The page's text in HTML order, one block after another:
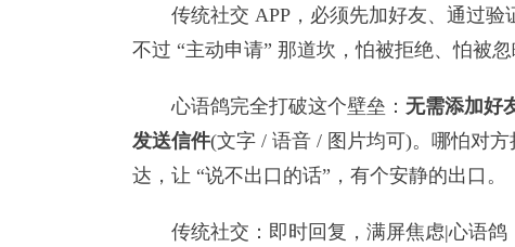
传统社交 APP，必须先加好友、通过验
不过 “主动申请” 那道坎，怕被拒绝、怕被忽
心语鸽完全打破这个壁垒： 无需添加好
发送信件(文字 / 语音 / 图片均可)。哪怕对
达，让 “说不出口的话”，有个安静的出口。
传统社交：即时回复，满屏焦虑|心语鸽